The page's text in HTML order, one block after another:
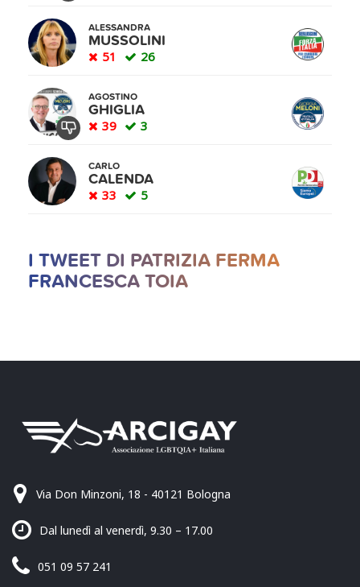
ALESSANDRA
MUSSOLINI
51 26
AGOSTINO
GHIGLIA
39 3
CARLO
CALENDA
33 5
I TWEET DI PATRIZIA FERMA
FRANCESCA TOIA
Via Don Minzoni, 18 - 40121 Bologna
Dal lunedì al venerdì, 9.30 – 17.00
051 09 57 241